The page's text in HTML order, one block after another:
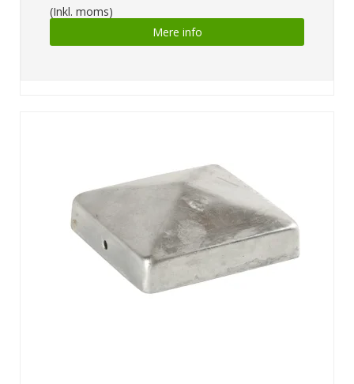
(Inkl. moms)
Mere info